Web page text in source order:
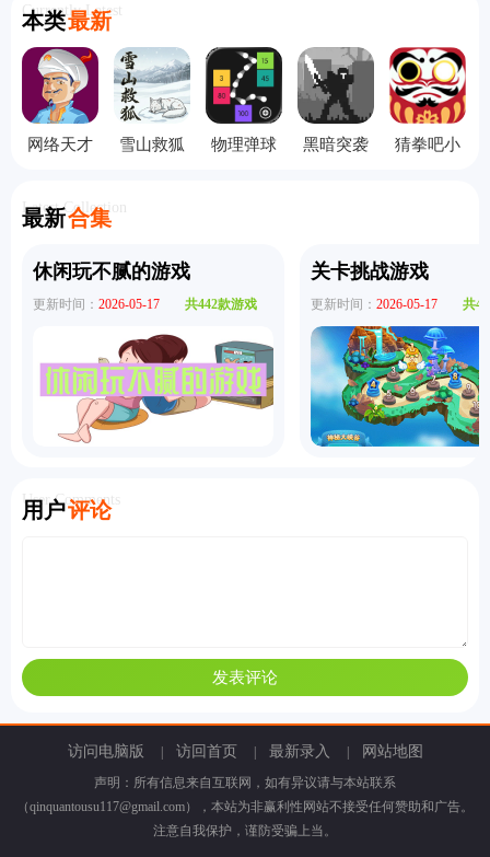
本类最新
Currently Latest
网络天才
雪山救狐
物理弹球
黑暗突袭
猜拳吧小
最新合集
Latest Collection
休闲玩不腻的游戏
更新时间： 2026-05-17 共442款游戏
关卡挑战游戏
更新时间： 2026-05-17 共
用户评论
User Comments
访问电脑版 | 访回首页 | 最新录入 | 网站地图
声明：所有信息来自互联网，如有异议请与本站联系
（qinquantousu117@gmail.com），本站为非赢利性网站不接受任何赞助和广告。
注意自我保护，谨防受骗上当。